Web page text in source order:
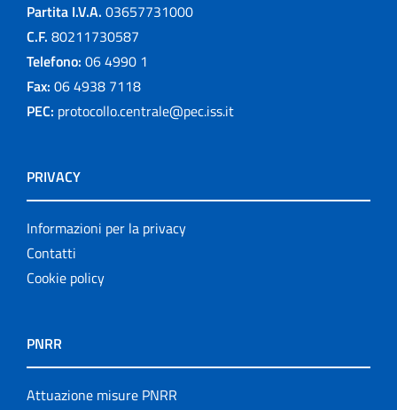
Partita I.V.A. 03657731000
C.F. 80211730587
Telefono: 06 4990 1
Fax: 06 4938 7118
PEC: protocollo.centrale@pec.iss.it
PRIVACY
Informazioni per la privacy
Contatti
Cookie policy
PNRR
Attuazione misure PNRR